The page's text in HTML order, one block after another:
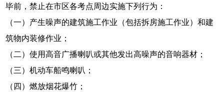
毕前，禁止在市区各考点周边实施下列行为：
（一）产生噪声的建筑施工作业（包括拆房施工作业）和建
筑物内装修作业；
（二）使用高音广播喇叭或其他发出高噪声的音响器材；
（三）机动车船鸣喇叭；
（四）燃放烟花爆竹；